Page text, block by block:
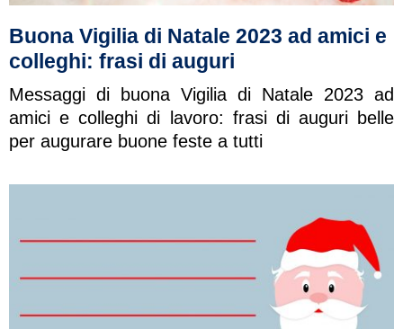
Buona Vigilia di Natale 2023 ad amici e
colleghi: frasi di auguri
Messaggi di buona Vigilia di Natale 2023 ad
amici e colleghi di lavoro: frasi di auguri belle
per augurare buone feste a tutti